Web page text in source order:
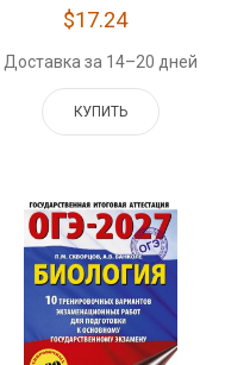
$17.24
Доставка за 14–20 дней
КУПИТЬ